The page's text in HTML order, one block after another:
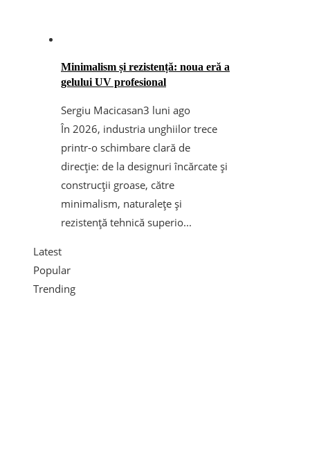
Minimalism și rezistență: noua eră a
gelului UV profesional
Sergiu Macicasan3 luni ago
În 2026, industria unghiilor trece
printr-o schimbare clară de
direcție: de la designuri încărcate și
construcții groase, către
minimalism, naturalețe și
rezistență tehnică superio...
Latest
Popular
Trending